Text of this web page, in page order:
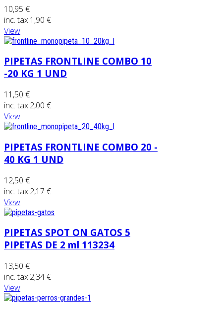
10,95 €
inc. tax:1,90 €
View
PIPETAS FRONTLINE COMBO 10
-20 KG 1 UND
11,50 €
inc. tax:2,00 €
View
PIPETAS FRONTLINE COMBO 20 -
40 KG 1 UND
12,50 €
inc. tax:2,17 €
View
PIPETAS SPOT ON GATOS 5
PIPETAS DE 2 ml 113234
13,50 €
inc. tax:2,34 €
View